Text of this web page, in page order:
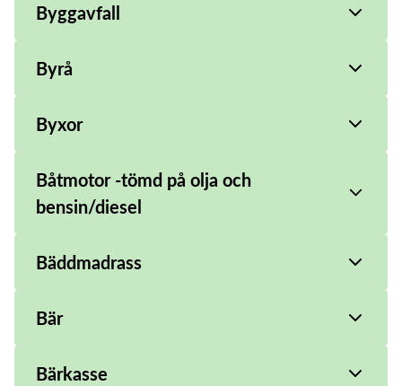
Byggavfall
Byrå
Byxor
Båtmotor -tömd på olja och
bensin/diesel
Bäddmadrass
Bär
Bärkasse